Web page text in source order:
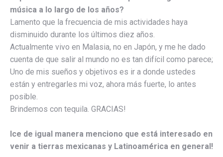
música a lo largo de los años?
Lamento que la frecuencia de mis actividades haya
disminuido durante los últimos diez años.
Actualmente vivo en Malasia, no en Japón, y me he dado
cuenta de que salir al mundo no es tan difícil como parece;
Uno de mis sueños y objetivos es ir a donde ustedes
están y entregarles mi voz, ahora más fuerte, lo antes
posible.
Brindemos con tequila. GRACIAS!
Ice de igual manera menciono que está interesado en
venir a tierras mexicanas y Latinoamérica en general!